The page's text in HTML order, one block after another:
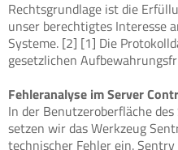
Rechtsgrundlage ist die
unser berechtigtes Interesse
Systeme. [2] [1] Die
gesetzlichen
Fehleranalyse im Server
In der Benutzeroberfläche
setzen wir das Werkzeug
technischer Fehler ein.